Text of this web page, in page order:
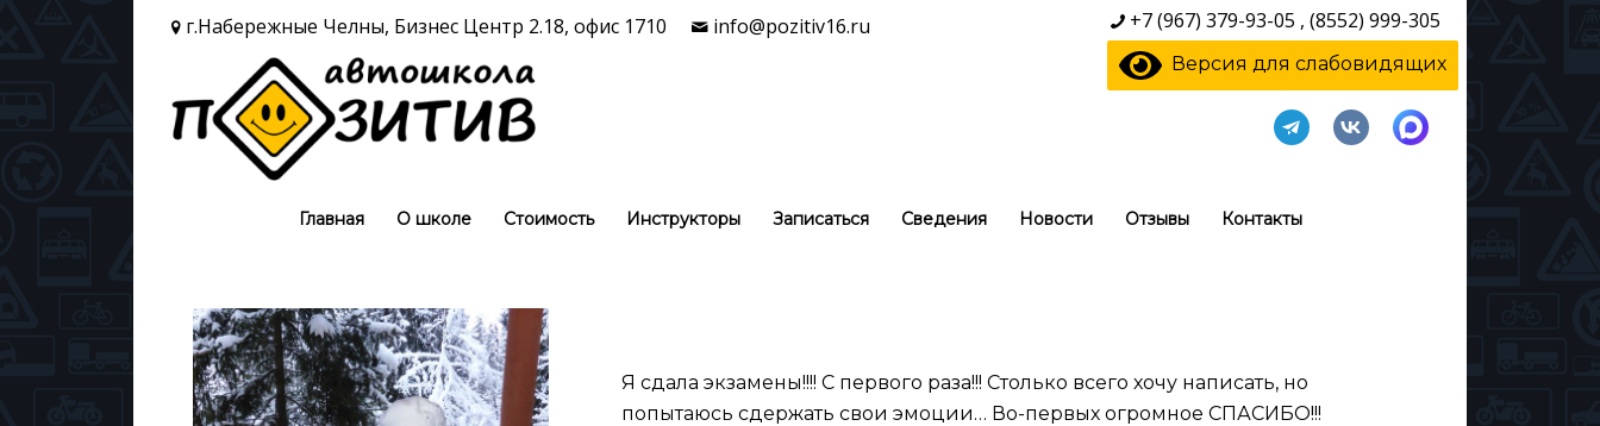
г.Набережные Челны, Бизнес Центр 2.18, офис 1710 info@pozitiv16.ru +7 (967) 379-93-05 , (8552) 999-305
Версия для слабовидящих
Главная О школе Стоимость Инструкторы Записаться Сведения Новости Отзывы Контакты
Я сдала экзамены!!!! С первого раза!!! Столько всего хочу написать, но
попытаюсь сдержать свои эмоции… Во-первых огромное СПАСИБО!!!